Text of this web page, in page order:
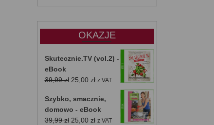
cena
cena
OKAZJE
Skutecznie.TV (vol.2) -
eBook
39,99zł Pierwotna
wynosiła:
39,99 zł.
25,00 złAktualna
wynosi:
25,00 zł.
z VAT
Szybko, smacznie,
domowo - eBook
39,99zł Pierwotna
25,00 złAktualna
z VAT